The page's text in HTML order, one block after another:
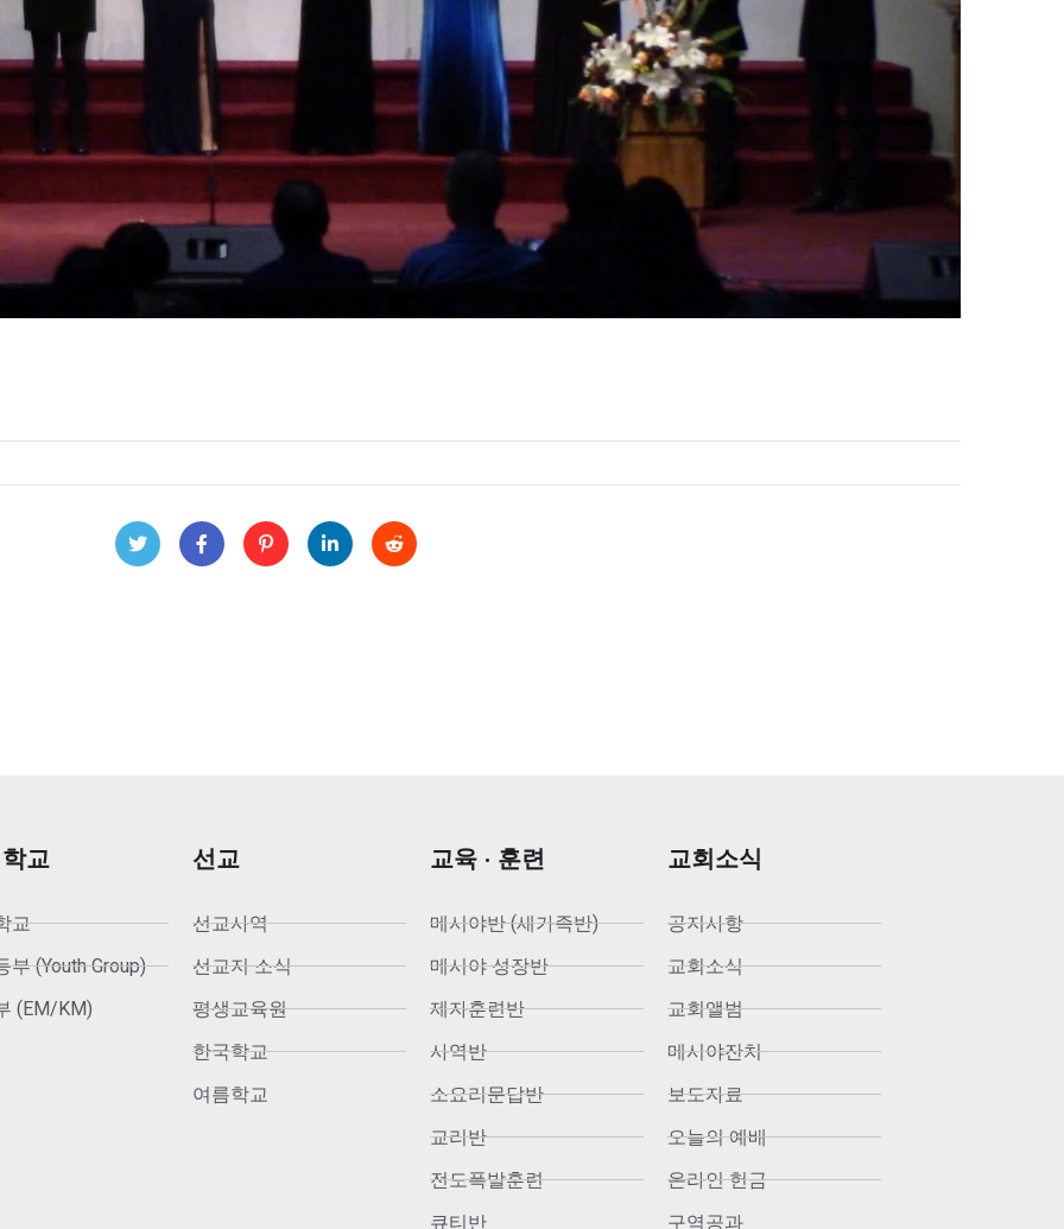
교
교
부 (Youth Group)
(EM/KM)
선교
선교사역
선교지 소식
평생교육원
한국학교
여름학교
교육 · 훈련
메시야반 (새가족반)
메시야 성장반
제자훈련반
사역반
소요리문답반
교리반
전도폭발훈련
큐티반
교회소식
공지사항
교회소식
교회앨범
메시야잔치
보도자료
오늘의 예배
온라인 헌금
구역공과